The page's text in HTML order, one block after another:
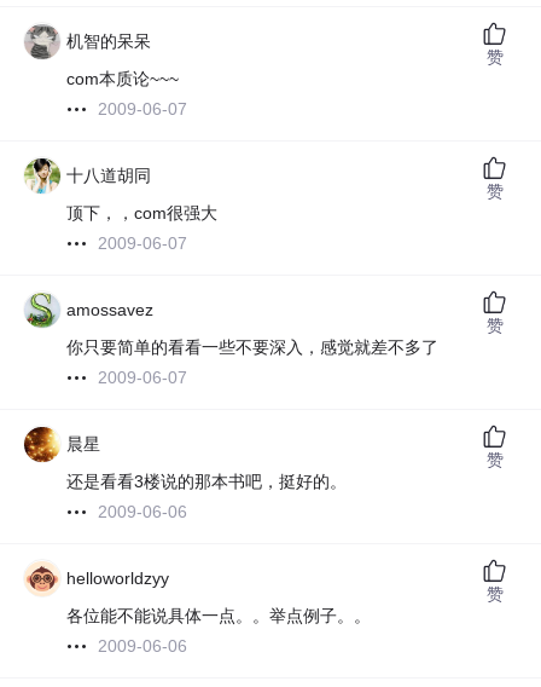
机智的呆呆
com本质论~~~
2009-06-07
赞
十八道胡同
顶下，，com很强大
2009-06-07
赞
amossavez
你只要简单的看看一些不要深入，感觉就差不多了
2009-06-07
赞
晨星
还是看看3楼说的那本书吧，挺好的。
2009-06-06
赞
helloworldzyy
各位能不能说具体一点。。举点例子。。
2009-06-06
赞